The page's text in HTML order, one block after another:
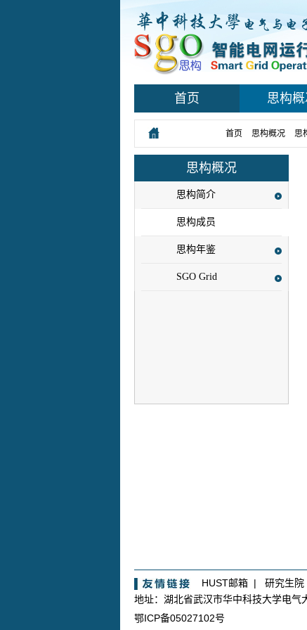
首页 思构
首页 思构概况 思
思构概况
思构简介
思构成员
思构年鉴
SGO Grid
HUST邮箱 | 研究生院
地址：湖北省武汉市华中科技大学电
鄂ICP备05027102号